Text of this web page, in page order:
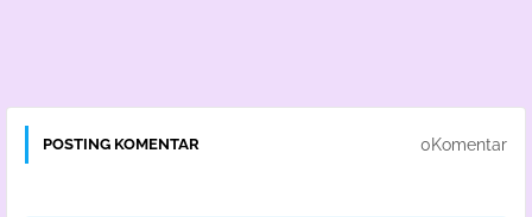
POSTING KOMENTAR 0Komentar